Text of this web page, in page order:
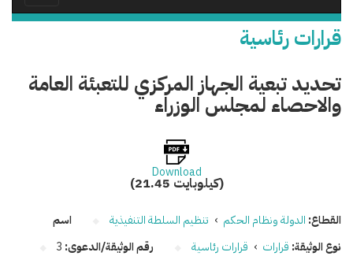
قرارات رئاسية
تحديد تبعية الجهاز المركزي للتعبئة العامة
والاحصاء لمجلس الوزراء
Download
(21.45 كيلوبايت)
القطاع: الدولة ونظام الحكم › تنظيم السلطة التنفيذية
نوع الوثيقة: قرارات › قرارات رئاسية رقم الوثيقة/الدعوى: 3
اسم